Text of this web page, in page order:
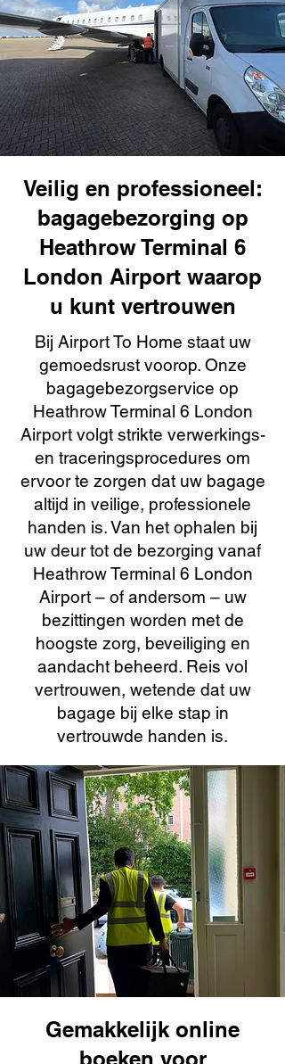
Veilig en professioneel:
bagagebezorging op
Heathrow Terminal 6
London Airport waarop
u kunt vertrouwen
Bij Airport To Home staat uw
gemoedsrust voorop. Onze
bagagebezorgservice op
Heathrow Terminal 6 London
Airport volgt strikte verwerkings-
en traceringsprocedures om
ervoor te zorgen dat uw bagage
altijd in veilige, professionele
handen is. Van het ophalen bij
uw deur tot de bezorging vanaf
Heathrow Terminal 6 London
Airport – of andersom – uw
bezittingen worden met de
hoogste zorg, beveiliging en
aandacht beheerd. Reis vol
vertrouwen, wetende dat uw
bagage bij elke stap in
vertrouwde handen is.
Gemakkelijk online
boeken voor